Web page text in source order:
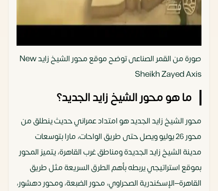
صورة من القمر الصناعى توضح موقع محور الشيخ زايد New
Sheikh Zayed Axis
ما هو محور الشيخ زايد الجديد؟
محور الشيخ زايد الجديد هو امتداد عمراني حديث ينطلق من
محور 26 يوليو ويصل حتى طريق الواحات، مارا بتوسعات
مدينة الشيخ زايد الجديدة ومناطق غرب القاهرة، يتميز المحور
بموقع استراتيجي يربطه بأهم الطرق السريعة مثل طريق
القاهرة–الإسكندرية الصحراوي، محور الضبعة، ومحور دهشور،